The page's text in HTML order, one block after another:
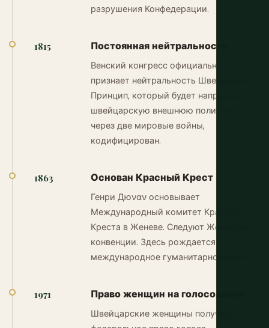
разрушения Конфедерации.
1815 Постоянная нейтральность
Венский конгресс официально
признает нейтральность Швейцарии.
Принцип, который будет направлять
швейцарскую внешнюю политику
через две мировые войны,
кодифицирован.
1863 Основан Красный Крест
Генри Дюναν основывает
Международный комитет Красного
Креста в Женеве. Следуют Женевские
конвенции. Здесь рождается
международное гуманитарное право.
1971 Право женщин на голосование
Швейцарские женщины получают